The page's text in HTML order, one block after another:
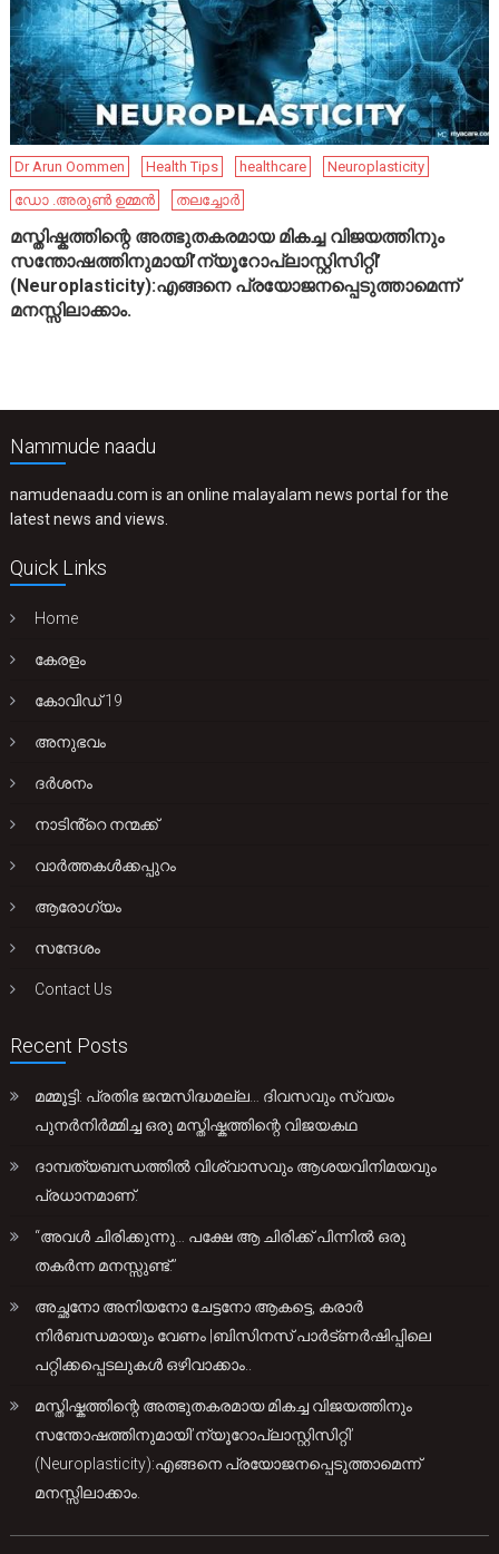
Dr Arun Oommen Health Tips healthcare
Neuroplasticity
ഡോ .അരുൺ ഉമ്മൻ
തലച്ചോർ
മസ്തിഷ്കത്തിന്റെ അത്ഭുതകരമായ മികച്ച വിജയത്തിനും
സന്തോഷത്തിനുമായി’ന്യൂറോപ്ലാസ്റ്റിസിറ്റി’
(Neuroplasticity):എങ്ങനെ പ്രയോജനപ്പെടുത്താമെന്ന്
മനസ്സിലാക്കാം.
Nammude naadu
namudenaadu.com is an online malayalam news portal for the
latest news and views.
Quick Links
Home
കേരളം
കോവിഡ് 19
അനുഭവം
ദർശനം
നാടിൻ്റെ നന്മക്ക്
വാർത്തകൾക്കപ്പുറം
ആരോഗ്യം
സന്ദേശം
Contact Us
Recent Posts
മമ്മൂട്ടി: പ്രതിഭ ജന്മസിദ്ധമല്ല… ദിവസവും സ്വയം
പുനർനിർമ്മിച്ച ഒരു മസ്തിഷ്കത്തിന്റെ വിജയകഥ
ദാമ്പത്യബന്ധത്തിൽ വിശ്വാസവും ആശയവിനിമയവും
പ്രധാനമാണ്.
“അവൾ ചിരിക്കുന്നു… പക്ഷേ ആ ചിരിക്ക് പിന്നിൽ ഒരു
തകർന്ന മനസ്സുണ്ട്.”
അച്ഛനോ അനിയനോ ചേട്ടനോ ആകട്ടെ, കരാർ
നിർബന്ധമായും വേണം |ബിസിനസ് പാർട്ണർഷിപ്പിലെ
പറ്റിക്കപ്പെടലുകൾ ഒഴിവാക്കാം..
മസ്തിഷ്കത്തിന്റെ അത്ഭുതകരമായ മികച്ച വിജയത്തിനും
സന്തോഷത്തിനുമായി’ന്യൂറോപ്ലാസ്റ്റിസിറ്റി’
(Neuroplasticity):എങ്ങനെ പ്രയോജനപ്പെടുത്താമെന്ന്
മനസ്സിലാക്കാം.